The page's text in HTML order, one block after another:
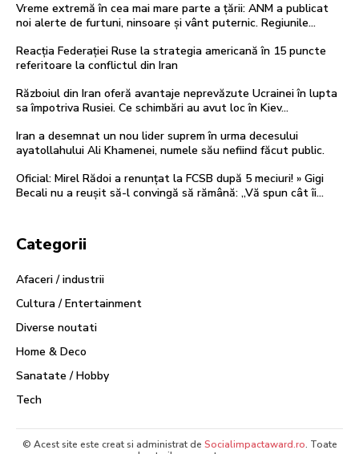
Vreme extremă în cea mai mare parte a țării: ANM a publicat
noi alerte de furtuni, ninsoare și vânt puternic. Regiunile…
Reacția Federației Ruse la strategia americană în 15 puncte
referitoare la conflictul din Iran
Războiul din Iran oferă avantaje neprevăzute Ucrainei în lupta
sa împotriva Rusiei. Ce schimbări au avut loc în Kiev…
Iran a desemnat un nou lider suprem în urma decesului
ayatollahului Ali Khamenei, numele său nefiind făcut public.
Oficial: Mirel Rădoi a renunțat la FCSB după 5 meciuri! » Gigi
Becali nu a reușit să-l convingă să rămână: „Vă spun cât îi...
Categorii
Afaceri / industrii
Cultura / Entertainment
Diverse noutati
Home & Deco
Sanatate / Hobby
Tech
© Acest site este creat si administrat de Socialimpactaward.ro. Toate